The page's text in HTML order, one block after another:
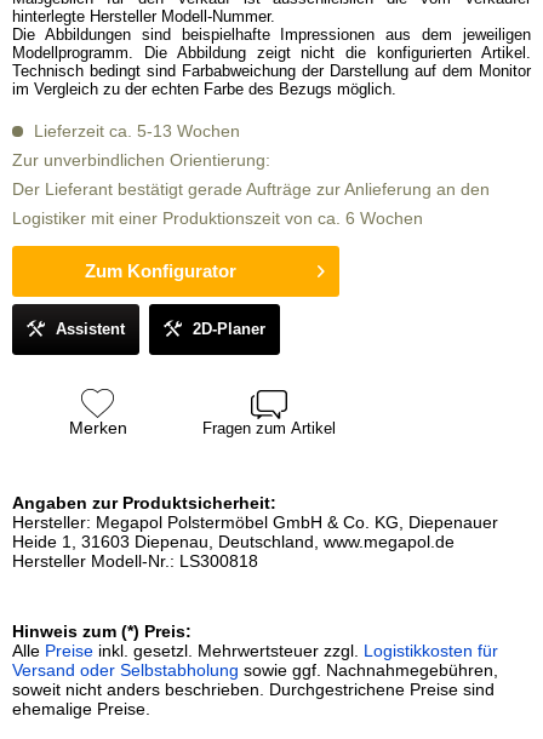
hinterlegte Hersteller Modell-Nummer.
Die Abbildungen sind beispielhafte Impressionen aus dem jeweiligen
Modellprogramm. Die Abbildung zeigt nicht die konfigurierten Artikel.
Technisch bedingt sind Farbabweichung der Darstellung auf dem Monitor
im Vergleich zu der echten Farbe des Bezugs möglich.
Lieferzeit ca. 5-13 Wochen
Zur unverbindlichen Orientierung:
Der Lieferant bestätigt gerade Aufträge zur Anlieferung an den
Logistiker mit einer Produktionszeit von ca. 6 Wochen
Zum Konfigurator
Assistent 2D-Planer
Merken Fragen zum Artikel
Angaben zur Produktsicherheit:
Hersteller: Megapol Polstermöbel GmbH & Co. KG, Diepenauer
Heide 1, 31603 Diepenau, Deutschland, www.megapol.de
Hersteller Modell-Nr.: LS300818
Hinweis zum (*) Preis:
Alle Preise inkl. gesetzl. Mehrwertsteuer zzgl. Logistikkosten für
Versand oder Selbstabholung sowie ggf. Nachnahmegebühren,
soweit nicht anders beschrieben. Durchgestrichene Preise sind
ehemalige Preise.